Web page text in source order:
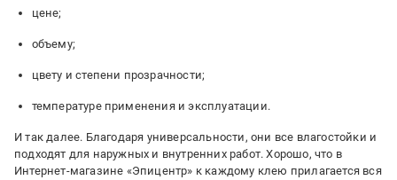
цене;
объему;
цвету и степени прозрачности;
температуре применения и эксплуатации.
И так далее. Благодаря универсальности, они все влагостойки и
подходят для наружных и внутренних работ. Хорошо, что в
Интернет-магазине «Эпицентр» к каждому клею прилагается вся